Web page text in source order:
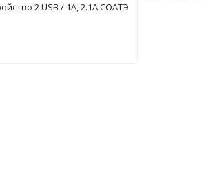
2 USB / 1А, 2.1А СОАТЭ